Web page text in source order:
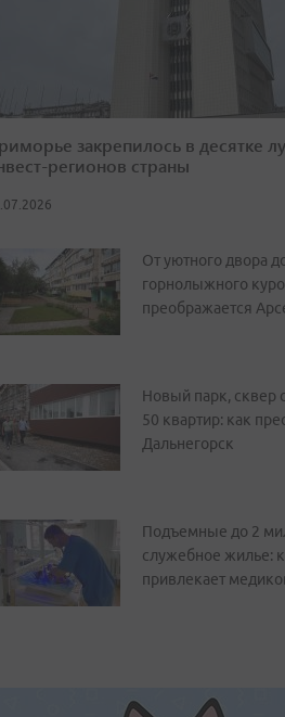
закрепилось в десятке
регионов страны
От уютного двора
горнолыжного
преображается
Новый парк, сквер
50 квартир: как
Дальнегорск
Подъемные до 2
служебное жилье:
привлекает